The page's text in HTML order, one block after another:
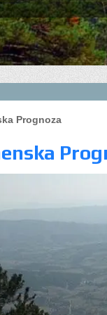
Prognoza